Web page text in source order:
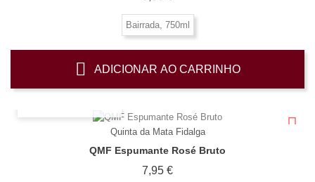
Bairrada, 750ml
ADICIONAR AO CARRINHO
Quinta da Mata Fidalga
QMF Espumante Rosé Bruto
7,95 €Preço